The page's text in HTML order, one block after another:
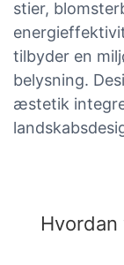
stier,
tilbyder en
belysning.
æstetik